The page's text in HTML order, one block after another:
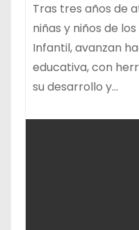
Tras tres años de
niñas y niños de
Infantil, avanzan
educativa, con
su desarrollo y…